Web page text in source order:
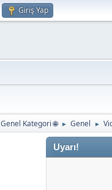
Giriş Yap
Genel Kategori 🌐 ► Genel ►
Uyarı!